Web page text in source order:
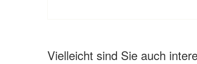
Vielleicht sind Sie auch